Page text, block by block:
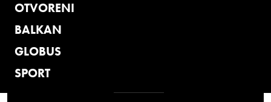
OTVORENI
BALKAN
GLOBUS
SPORT